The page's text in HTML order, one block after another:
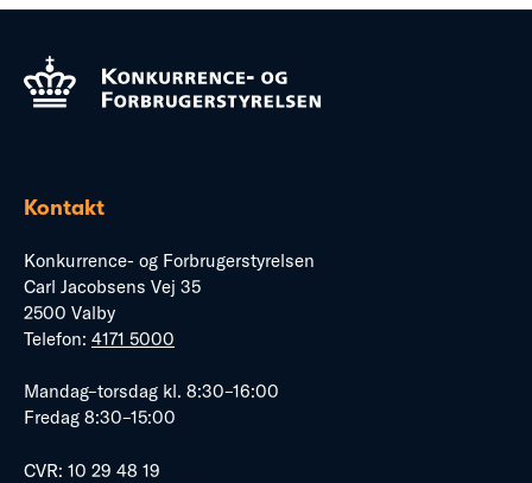
Kontakt
Konkurrence- og Forbrugerstyrelsen
Carl Jacobsens Vej 35
2500 Valby
Telefon: 4171 5000
Mandag–torsdag kl. 8:30–16:00
Fredag 8:30–15:00
CVR: 10 29 48 19